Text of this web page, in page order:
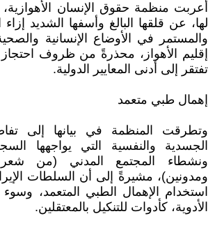
أعربت منظمة حقوق الإنسان
لها، عن قلقها البالغ وأسفها الشديد إزاء
والمستمر في الأوضاع الإنسانية
إقليم الأهواز، محذرةً من ظروف
تفتقر إلى أدنى المعايير الدولية.
إهمال طبي متعمد
وتطرقت المنظمة في بيانها إلى
الجسدية والنفسية التي يواجهها
ونشطاء المجتمع المدني (من
ومدونين)، مشيرةً إلى أن السلطات
استخدام الإهمال الطبي المتعمد،
الأدوية، كأدوات للتنكيل بالمعتقلين.